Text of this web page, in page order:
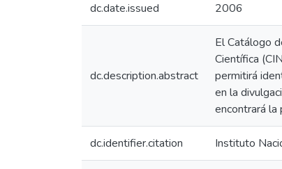
dc.date.issued 2006
dc.description.abstract
El Catálogo
Científica
permitirá
en la
encontrará la
dc.identifier.citation Instituto